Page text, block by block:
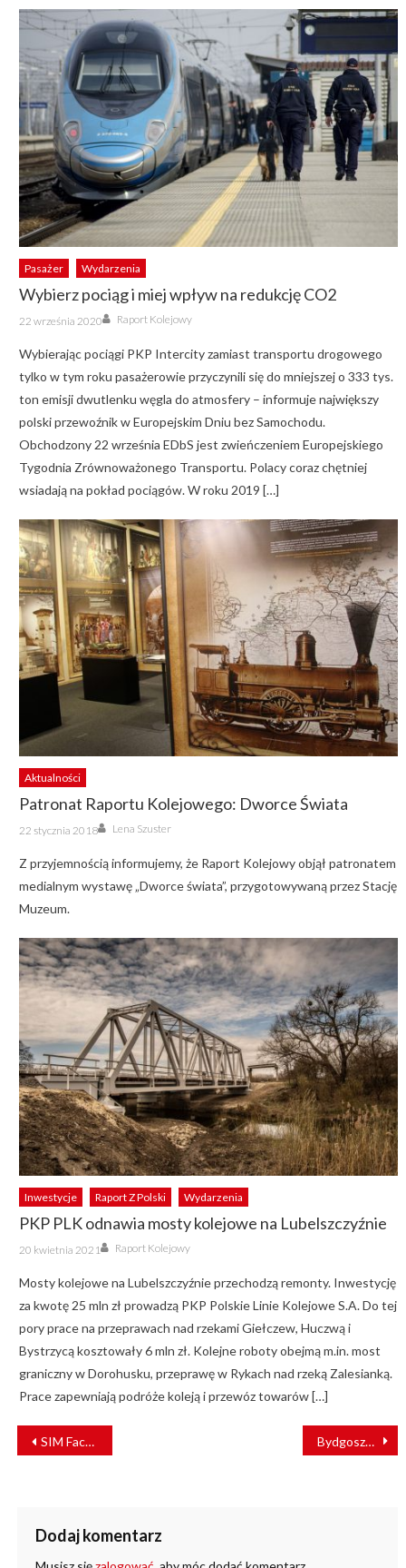
Pasażer Wydarzenia
Wybierz pociąg i miej wpływ na redukcję CO2
Posted
on
22 września 2020 Author
Raport Kolejowy
Wybierając pociągi PKP Intercity zamiast transportu drogowego
tylko w tym roku pasażerowie przyczynili się do mniejszej o 333 tys.
ton emisji dwutlenku węgla do atmosfery – informuje największy
polski przewoźnik w Europejskim Dniu bez Samochodu.
Obchodzony 22 września EDbS jest zwieńczeniem Europejskiego
Tygodnia Zrównoważonego Transportu. Polacy coraz chętniej
wsiadają na pokład pociągów. W roku 2019 […]
Aktualności
Patronat Raportu Kolejowego: Dworce Świata
Posted
on
22 stycznia 2018 Author
Lena Szuster
Z przyjemnością informujemy, że Raport Kolejowy objął patronatem
medialnym wystawę „Dworce świata”, przygotowywaną przez Stację
Muzeum.
Inwestycje Raport Z Polski Wydarzenia
PKP PLK odnawia mosty kolejowe na Lubelszczyźnie
Posted
on
20 kwietnia 2021 Author
Raport Kolejowy
Mosty kolejowe na Lubelszczyźnie przechodzą remonty. Inwestycję
za kwotę 25 mln zł prowadzą PKP Polskie Linie Kolejowe S.A. Do tej
pory prace na przeprawach nad rzekami Giełczew, Huczwą i
Bystrzycą kosztowały 6 mln zł. Kolejne roboty obejmą m.in. most
graniczny w Dorohusku, przeprawę w Rykach nad rzeką Zalesianką.
Prace zapewniają podróże koleją i przewóz towarów […]
NAWIGACJA
WPISU
SIM Factor podpisał zamówienie warte 6,2 mln zł na dwa symulatory kolejowe dla Rumunii Bydgoszcz dokupi tramwaj. Wkrótce ogłosi przetarg na pięć
Dodaj komentarz